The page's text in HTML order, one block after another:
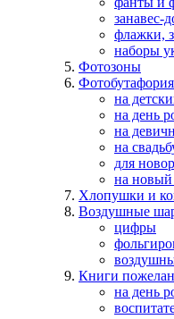
занавес-
флажки,
наборы
Фотозоны
Фотобутафория
на
на день
на
на
для
на новый
Хлопушки и
Воздушные
цифры
Книги
на день